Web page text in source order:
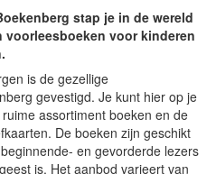
stap je in de wereld
voor kinderen
is de gezellige
gevestigd. Je kunt hier op je
assortiment boeken en de
De boeken zijn geschikt
en gevorderde lezers
is. Het aanbod varieert van